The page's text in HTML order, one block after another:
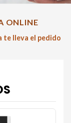
ONLINE
te lleva el pedido